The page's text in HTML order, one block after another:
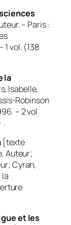
– Paris :
1 vol. (138
la
Isabelle,
Robinson
– 2 vol
.
[texte
Auteur;
Cyran,
la
et les